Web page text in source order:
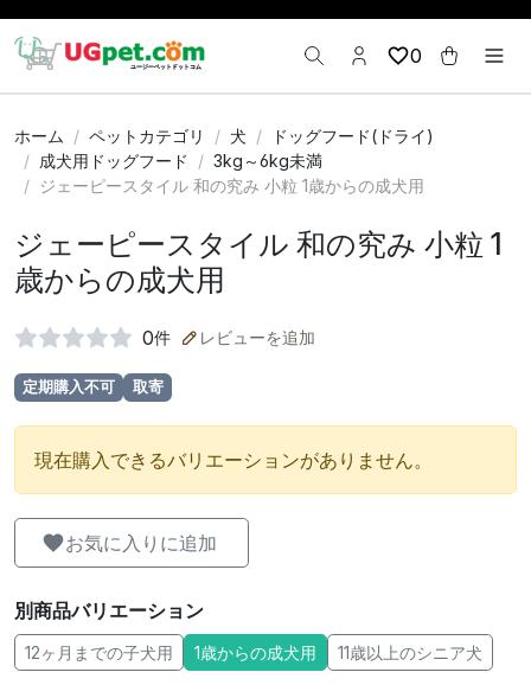
0
ホーム ペットカテゴリ 犬
ドッグフード(ドライ)
成犬用ドッグフード
3kg～6kg未満
ジェーピースタイル 和の究み 小粒 1歳からの成犬用
ジェーピースタイル 和の究み 小粒 1
歳からの成犬用
0件 レビューを追加
定期購入不可 取寄
現在購入できるバリエーションがありません。
お気に入りに追加
別商品バリエーション
12ヶ月までの子犬用 1歳からの成犬用 11歳以上のシニア犬